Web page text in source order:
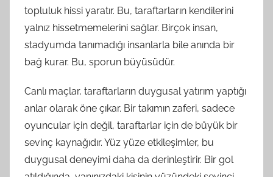
topluluk hissi yaratır. Bu, taraftarların kendilerini
yalnız hissetmemelerini sağlar. Birçok insan,
stadyumda tanımadığı insanlarla bile anında bir
bağ kurar. Bu, sporun büyüsüdür.
Canlı maçlar, taraftarların duygusal yatırım yaptığı
anlar olarak öne çıkar. Bir takımın zaferi, sadece
oyuncular için değil, taraftarlar için de büyük bir
sevinç kaynağıdır. Yüz yüze etkileşimler, bu
duygusal deneyimi daha da derinleştirir. Bir gol